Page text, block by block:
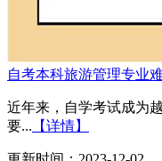
自考本科旅游管理专业
近年来，自学考试成为
要... 【详情】